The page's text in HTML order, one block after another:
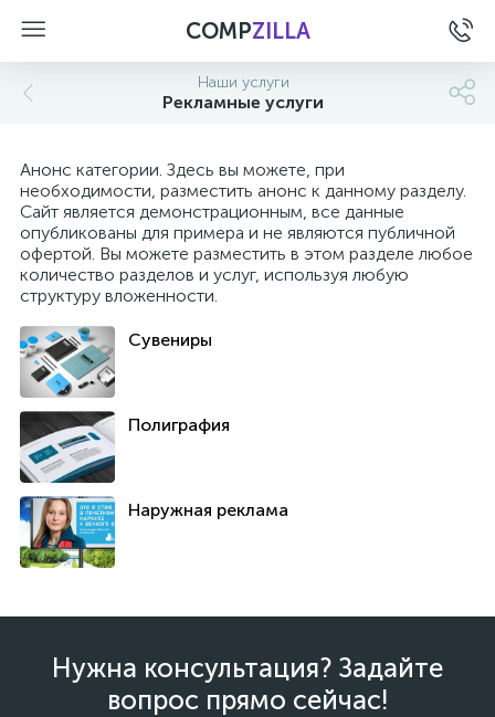
COMPZILLA
Наши услуги
Рекламные услуги
Анонс категории. Здесь вы можете, при
необходимости, разместить анонс к данному разделу.
Сайт является демонстрационным, все данные
опубликованы для примера и не являются публичной
офертой. Вы можете разместить в этом разделе любое
количество разделов и услуг, используя любую
структуру вложенности.
Сувениры
Полиграфия
Наружная реклама
Нужна консультация? Задайте
вопрос прямо сейчас!